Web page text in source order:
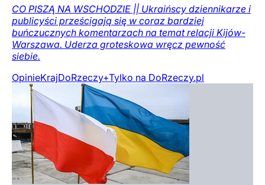
CO PISZĄ NA WSCHODZIE || Ukraińscy dziennikarze i
publicyści prześcigają się w coraz bardziej
buńczucznych komentarzach na temat relacji Kijów-
Warszawa. Uderza groteskowa wręcz pewność
siebie.
OpinieKrajDoRzeczy+Tylko na DoRzeczy.pl